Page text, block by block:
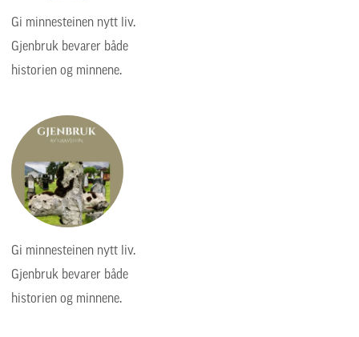
Gi minnesteinen nytt liv.
Gjenbruk bevarer både
historien og minnene.
Gi minnesteinen nytt liv.
Gjenbruk bevarer både
historien og minnene.